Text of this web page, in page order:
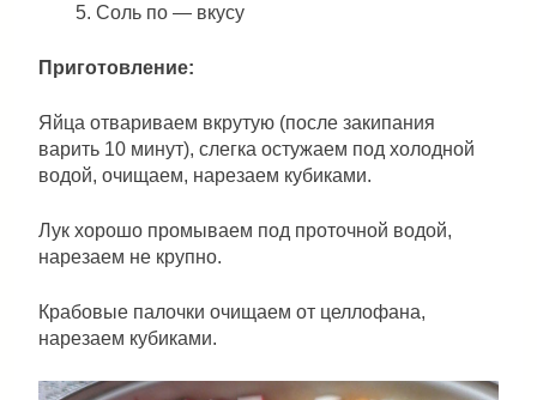
Соль по — вкусу
Приготовление:
Яйца отвариваем вкрутую (после закипания
варить 10 минут), слегка остужаем под холодной
водой, очищаем, нарезаем кубиками.
Лук хорошо промываем под проточной водой,
нарезаем не крупно.
Крабовые палочки очищаем от целлофана,
нарезаем кубиками.